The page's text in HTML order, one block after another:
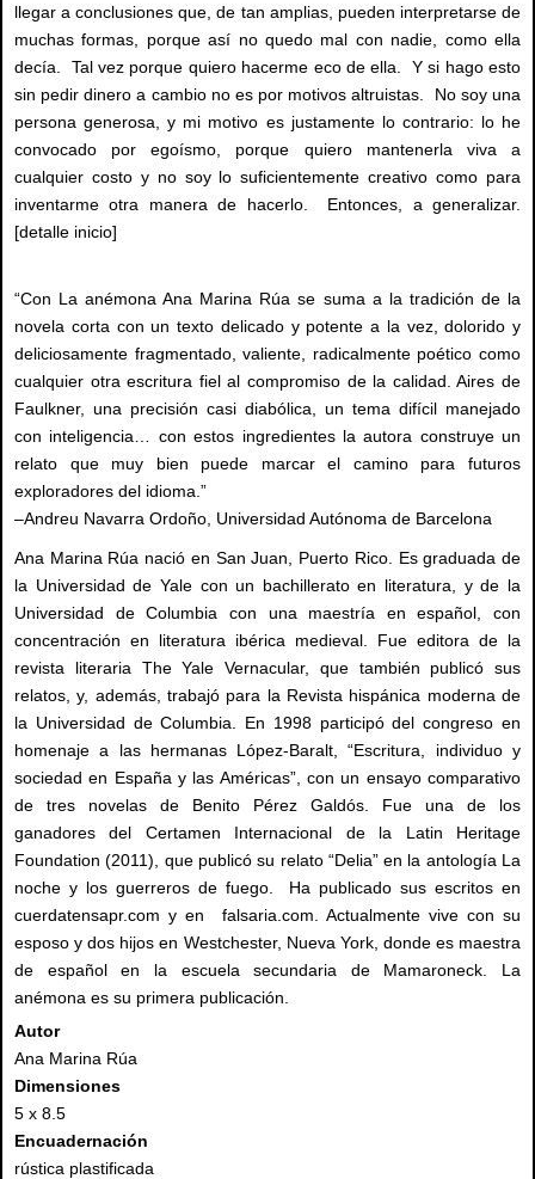
llegar a conclusiones que, de tan amplias, pueden interpretarse de
muchas formas, porque así no quedo mal con nadie, como ella
decía. Tal vez porque quiero hacerme eco de ella. Y si hago esto
sin pedir dinero a cambio no es por motivos altruistas. No soy una
persona generosa, y mi motivo es justamente lo contrario: lo he
convocado por egoísmo, porque quiero mantenerla viva a
cualquier costo y no soy lo suficientemente creativo como para
inventarme otra manera de hacerlo. Entonces, a generalizar.
[detalle inicio]
“Con La anémona Ana Marina Rúa se suma a la tradición de la
novela corta con un texto delicado y potente a la vez, dolorido y
deliciosamente fragmentado, valiente, radicalmente poético como
cualquier otra escritura fiel al compromiso de la calidad. Aires de
Faulkner, una precisión casi diabólica, un tema difícil manejado
con inteligencia… con estos ingredientes la autora construye un
relato que muy bien puede marcar el camino para futuros
exploradores del idioma.”
–Andreu Navarra Ordoño, Universidad Autónoma de Barcelona
Ana Marina Rúa nació en San Juan, Puerto Rico. Es graduada de
la Universidad de Yale con un bachillerato en literatura, y de la
Universidad de Columbia con una maestría en español, con
concentración en literatura ibérica medieval. Fue editora de la
revista literaria The Yale Vernacular, que también publicó sus
relatos, y, además, trabajó para la Revista hispánica moderna de
la Universidad de Columbia. En 1998 participó del congreso en
homenaje a las hermanas López-Baralt, “Escritura, individuo y
sociedad en España y las Américas”, con un ensayo comparativo
de tres novelas de Benito Pérez Galdós. Fue una de los
ganadores del Certamen Internacional de la Latin Heritage
Foundation (2011), que publicó su relato “Delia” en la antología La
noche y los guerreros de fuego. Ha publicado sus escritos en
cuerdatensapr.com y en falsaria.com. Actualmente vive con su
esposo y dos hijos en Westchester, Nueva York, donde es maestra
de español en la escuela secundaria de Mamaroneck. La
anémona es su primera publicación.
Autor
Ana Marina Rúa
Dimensiones
5 x 8.5
Encuadernación
rústica plastificada